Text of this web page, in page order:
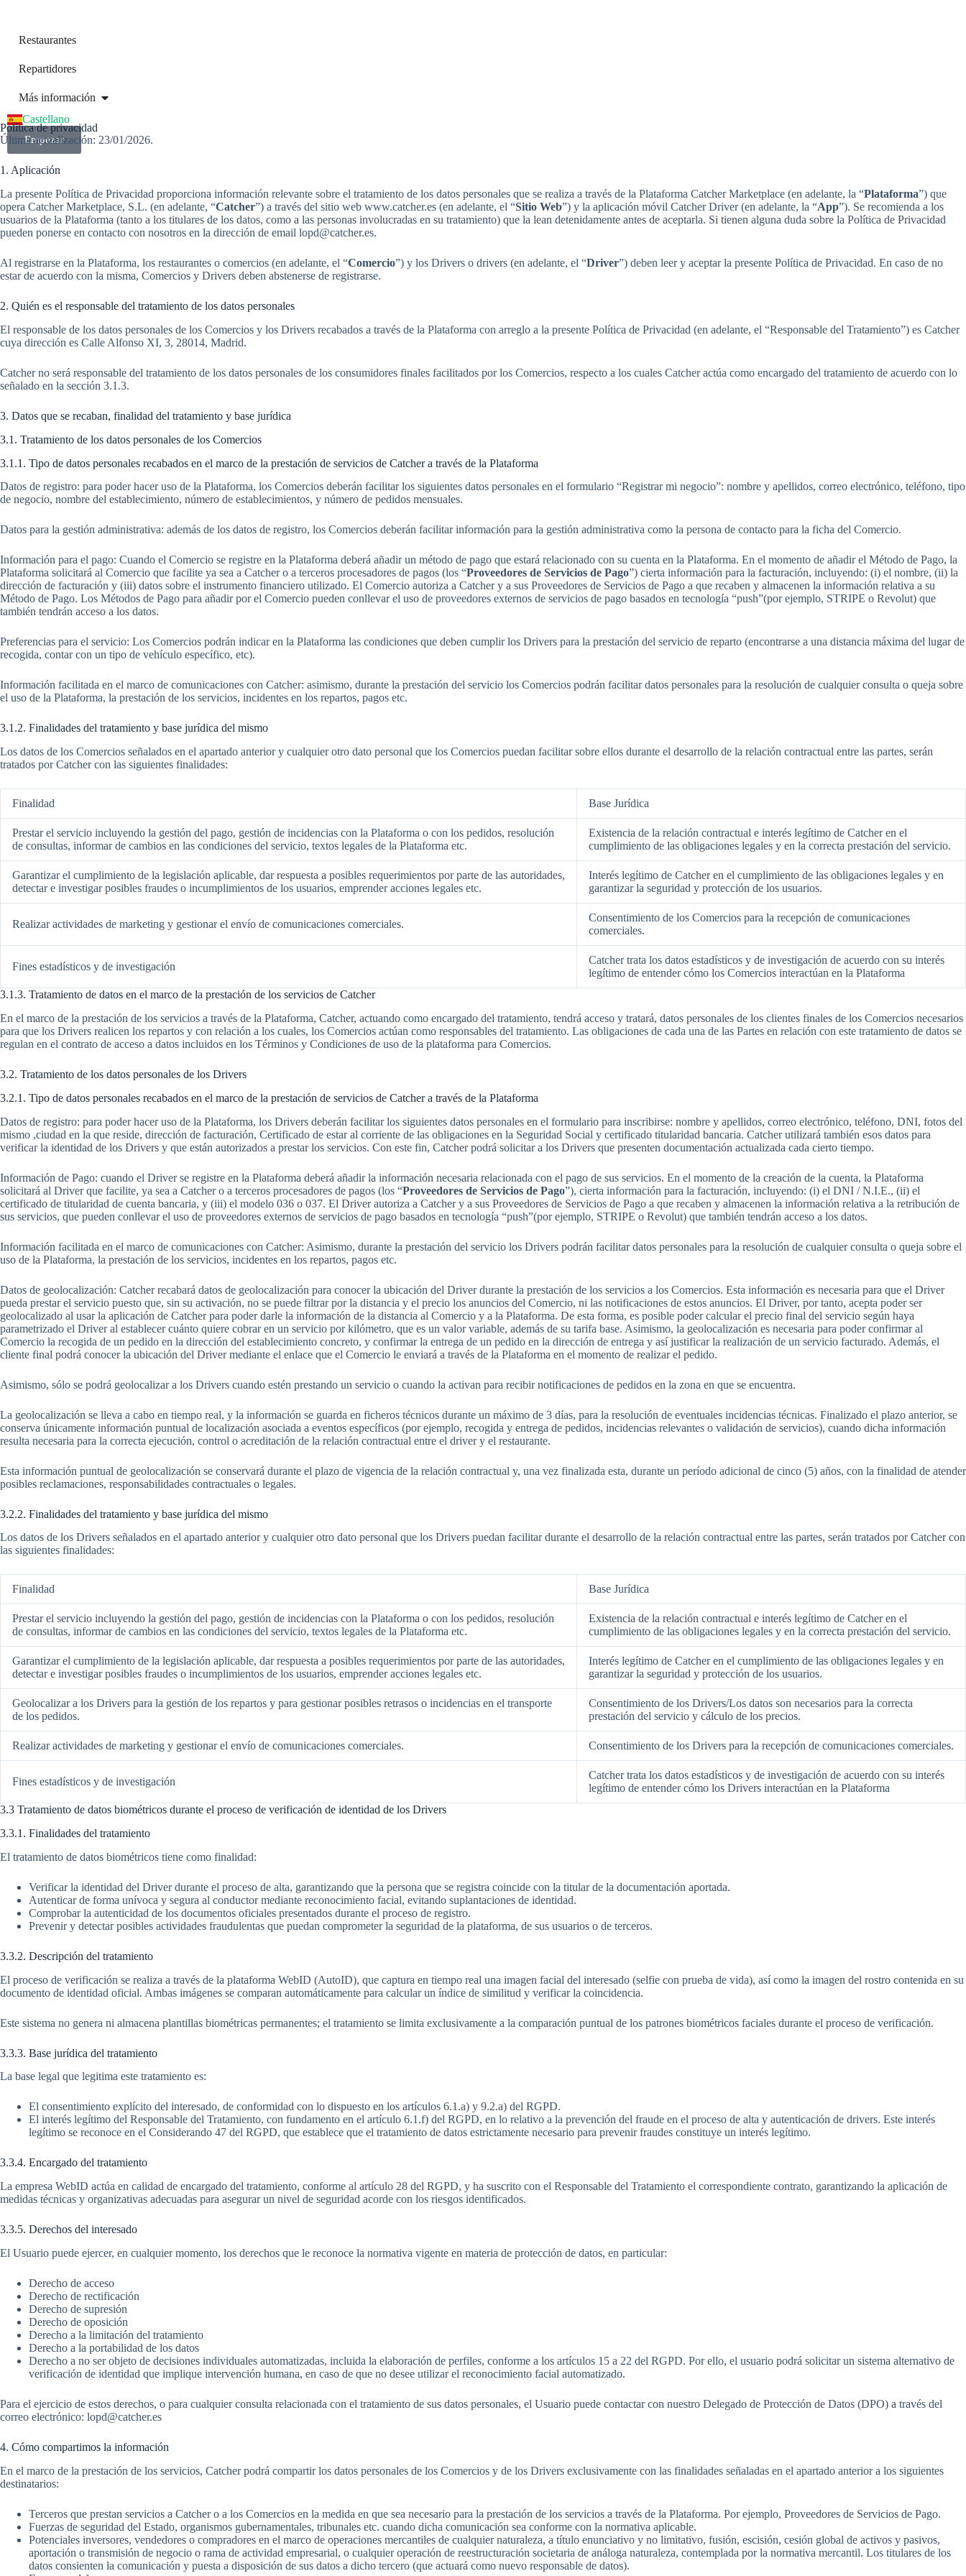
Restaurantes
Repartidores
Más información
Castellano
English Spain
Português
English Portugal
Empezar
Política de privacidad
Última actualización: 23/01/2026.
1. Aplicación
La presente Política de Privacidad proporciona información relevante sobre el tratamiento de los datos personales que se realiza a través de la Plataforma Catcher Marketplace (en adelante, la “Plataforma”) que
opera Catcher Marketplace, S.L. (en adelante, “Catcher”) a través del sitio web www.catcher.es (en adelante, el “Sitio Web”) y la aplicación móvil Catcher Driver (en adelante, la “App”). Se recomienda a los
usuarios de la Plataforma (tanto a los titulares de los datos, como a las personas involucradas en su tratamiento) que la lean detenidamente antes de aceptarla. Si tienen alguna duda sobre la Política de Privacidad
pueden ponerse en contacto con nosotros en la dirección de email lopd@catcher.es.
Al registrarse en la Plataforma, los restaurantes o comercios (en adelante, el “Comercio”) y los Drivers o drivers (en adelante, el “Driver”) deben leer y aceptar la presente Política de Privacidad. En caso de no
estar de acuerdo con la misma, Comercios y Drivers deben abstenerse de registrarse.
2. Quién es el responsable del tratamiento de los datos personales
El responsable de los datos personales de los Comercios y los Drivers recabados a través de la Plataforma con arreglo a la presente Política de Privacidad (en adelante, el “Responsable del Tratamiento”) es Catcher
cuya dirección es Calle Alfonso XI, 3, 28014, Madrid.
Catcher no será responsable del tratamiento de los datos personales de los consumidores finales facilitados por los Comercios, respecto a los cuales Catcher actúa como encargado del tratamiento de acuerdo con lo
señalado en la sección 3.1.3.
3. Datos que se recaban, finalidad del tratamiento y base jurídica
3.1. Tratamiento de los datos personales de los Comercios
3.1.1. Tipo de datos personales recabados en el marco de la prestación de servicios de Catcher a través de la Plataforma
Datos de registro: para poder hacer uso de la Plataforma, los Comercios deberán facilitar los siguientes datos personales en el formulario “Registrar mi negocio”: nombre y apellidos, correo electrónico, teléfono, tipo
de negocio, nombre del establecimiento, número de establecimientos, y número de pedidos mensuales.
Datos para la gestión administrativa: además de los datos de registro, los Comercios deberán facilitar información para la gestión administrativa como la persona de contacto para la ficha del Comercio.
Información para el pago: Cuando el Comercio se registre en la Plataforma deberá añadir un método de pago que estará relacionado con su cuenta en la Plataforma. En el momento de añadir el Método de Pago, la
Plataforma solicitará al Comercio que facilite ya sea a Catcher o a terceros procesadores de pagos (los “Proveedores de Servicios de Pago”) cierta información para la facturación, incluyendo: (i) el nombre, (ii) la
dirección de facturación y (iii) datos sobre el instrumento financiero utilizado. El Comercio autoriza a Catcher y a sus Proveedores de Servicios de Pago a que recaben y almacenen la información relativa a su
Método de Pago. Los Métodos de Pago para añadir por el Comercio pueden conllevar el uso de proveedores externos de servicios de pago basados en tecnología “push”(por ejemplo, STRIPE o Revolut) que
también tendrán acceso a los datos.
Preferencias para el servicio: Los Comercios podrán indicar en la Plataforma las condiciones que deben cumplir los Drivers para la prestación del servicio de reparto (encontrarse a una distancia máxima del lugar de
recogida, contar con un tipo de vehículo específico, etc).
Información facilitada en el marco de comunicaciones con Catcher: asimismo, durante la prestación del servicio los Comercios podrán facilitar datos personales para la resolución de cualquier consulta o queja sobre
el uso de la Plataforma, la prestación de los servicios, incidentes en los repartos, pagos etc.
3.1.2. Finalidades del tratamiento y base jurídica del mismo
Los datos de los Comercios señalados en el apartado anterior y cualquier otro dato personal que los Comercios puedan facilitar sobre ellos durante el desarrollo de la relación contractual entre las partes, serán
tratados por Catcher con las siguientes finalidades:
Finalidad Base Jurídica
Prestar el servicio incluyendo la gestión del pago, gestión de incidencias con la Plataforma o con los pedidos, resolución
de consultas, informar de cambios en las condiciones del servicio, textos legales de la Plataforma etc.
Existencia de la relación contractual e interés legítimo de Catcher en el
cumplimiento de las obligaciones legales y en la correcta prestación del servicio.
Garantizar el cumplimiento de la legislación aplicable, dar respuesta a posibles requerimientos por parte de las autoridades,
detectar e investigar posibles fraudes o incumplimientos de los usuarios, emprender acciones legales etc.
Interés legítimo de Catcher en el cumplimiento de las obligaciones legales y en
garantizar la seguridad y protección de los usuarios.
Realizar actividades de marketing y gestionar el envío de comunicaciones comerciales.
Consentimiento de los Comercios para la recepción de comunicaciones
comerciales.
Fines estadísticos y de investigación
Catcher trata los datos estadísticos y de investigación de acuerdo con su interés
legítimo de entender cómo los Comercios interactúan en la Plataforma
3.1.3. Tratamiento de datos en el marco de la prestación de los servicios de Catcher
En el marco de la prestación de los servicios a través de la Plataforma, Catcher, actuando como encargado del tratamiento, tendrá acceso y tratará, datos personales de los clientes finales de los Comercios necesarios
para que los Drivers realicen los repartos y con relación a los cuales, los Comercios actúan como responsables del tratamiento. Las obligaciones de cada una de las Partes en relación con este tratamiento de datos se
regulan en el contrato de acceso a datos incluidos en los Términos y Condiciones de uso de la plataforma para Comercios.
3.2. Tratamiento de los datos personales de los Drivers
3.2.1. Tipo de datos personales recabados en el marco de la prestación de servicios de Catcher a través de la Plataforma
Datos de registro: para poder hacer uso de la Plataforma, los Drivers deberán facilitar los siguientes datos personales en el formulario para inscribirse: nombre y apellidos, correo electrónico, teléfono, DNI, fotos del
mismo ,ciudad en la que reside, dirección de facturación, Certificado de estar al corriente de las obligaciones en la Seguridad Social y certificado titularidad bancaria. Catcher utilizará también esos datos para
verificar la identidad de los Drivers y que están autorizados a prestar los servicios. Con este fin, Catcher podrá solicitar a los Drivers que presenten documentación actualizada cada cierto tiempo.
Información de Pago: cuando el Driver se registre en la Plataforma deberá añadir la información necesaria relacionada con el pago de sus servicios. En el momento de la creación de la cuenta, la Plataforma
solicitará al Driver que facilite, ya sea a Catcher o a terceros procesadores de pagos (los “Proveedores de Servicios de Pago”), cierta información para la facturación, incluyendo: (i) el DNI / N.I.E., (ii) el
certificado de titularidad de cuenta bancaria, y (iii) el modelo 036 o 037. El Driver autoriza a Catcher y a sus Proveedores de Servicios de Pago a que recaben y almacenen la información relativa a la retribución de
sus servicios, que pueden conllevar el uso de proveedores externos de servicios de pago basados en tecnología “push”(por ejemplo, STRIPE o Revolut) que también tendrán acceso a los datos.
Información facilitada en el marco de comunicaciones con Catcher: Asimismo, durante la prestación del servicio los Drivers podrán facilitar datos personales para la resolución de cualquier consulta o queja sobre el
uso de la Plataforma, la prestación de los servicios, incidentes en los repartos, pagos etc.
Datos de geolocalización: Catcher recabará datos de geolocalización para conocer la ubicación del Driver durante la prestación de los servicios a los Comercios. Esta información es necesaria para que el Driver
pueda prestar el servicio puesto que, sin su activación, no se puede filtrar por la distancia y el precio los anuncios del Comercio, ni las notificaciones de estos anuncios. El Driver, por tanto, acepta poder ser
geolocalizado al usar la aplicación de Catcher para poder darle la información de la distancia al Comercio y a la Plataforma. De esta forma, es posible poder calcular el precio final del servicio según haya
parametrizado el Driver al establecer cuánto quiere cobrar en un servicio por kilómetro, que es un valor variable, además de su tarifa base. Asimismo, la geolocalización es necesaria para poder confirmar al
Comercio la recogida de un pedido en la dirección del establecimiento concreto, y confirmar la entrega de un pedido en la dirección de entrega y así justificar la realización de un servicio facturado. Además, el
cliente final podrá conocer la ubicación del Driver mediante el enlace que el Comercio le enviará a través de la Plataforma en el momento de realizar el pedido.
Asimismo, sólo se podrá geolocalizar a los Drivers cuando estén prestando un servicio o cuando la activan para recibir notificaciones de pedidos en la zona en que se encuentra.
La geolocalización se lleva a cabo en tiempo real, y la información se guarda en ficheros técnicos durante un máximo de 3 días, para la resolución de eventuales incidencias técnicas. Finalizado el plazo anterior, se
conserva únicamente información puntual de localización asociada a eventos específicos (por ejemplo, recogida y entrega de pedidos, incidencias relevantes o validación de servicios), cuando dicha información
resulta necesaria para la correcta ejecución, control o acreditación de la relación contractual entre el driver y el restaurante.
Esta información puntual de geolocalización se conservará durante el plazo de vigencia de la relación contractual y, una vez finalizada esta, durante un período adicional de cinco (5) años, con la finalidad de atender
posibles reclamaciones, responsabilidades contractuales o legales.
3.2.2. Finalidades del tratamiento y base jurídica del mismo
Los datos de los Drivers señalados en el apartado anterior y cualquier otro dato personal que los Drivers puedan facilitar durante el desarrollo de la relación contractual entre las partes, serán tratados por Catcher con
las siguientes finalidades:
Finalidad Base Jurídica
Prestar el servicio incluyendo la gestión del pago, gestión de incidencias con la Plataforma o con los pedidos, resolución
de consultas, informar de cambios en las condiciones del servicio, textos legales de la Plataforma etc.
Existencia de la relación contractual e interés legítimo de Catcher en el
cumplimiento de las obligaciones legales y en la correcta prestación del servicio.
Garantizar el cumplimiento de la legislación aplicable, dar respuesta a posibles requerimientos por parte de las autoridades,
detectar e investigar posibles fraudes o incumplimientos de los usuarios, emprender acciones legales etc.
Interés legítimo de Catcher en el cumplimiento de las obligaciones legales y en
garantizar la seguridad y protección de los usuarios.
Geolocalizar a los Drivers para la gestión de los repartos y para gestionar posibles retrasos o incidencias en el transporte
de los pedidos.
Consentimiento de los Drivers/Los datos son necesarios para la correcta
prestación del servicio y cálculo de los precios.
Realizar actividades de marketing y gestionar el envío de comunicaciones comerciales. Consentimiento de los Drivers para la recepción de comunicaciones comerciales.
Fines estadísticos y de investigación
Catcher trata los datos estadísticos y de investigación de acuerdo con su interés
legítimo de entender cómo los Drivers interactúan en la Plataforma
3.3 Tratamiento de datos biométricos durante el proceso de verificación de identidad de los Drivers
3.3.1. Finalidades del tratamiento
El tratamiento de datos biométricos tiene como finalidad:
Verificar la identidad del Driver durante el proceso de alta, garantizando que la persona que se registra coincide con la titular de la documentación aportada.
Autenticar de forma unívoca y segura al conductor mediante reconocimiento facial, evitando suplantaciones de identidad.
Comprobar la autenticidad de los documentos oficiales presentados durante el proceso de registro.
Prevenir y detectar posibles actividades fraudulentas que puedan comprometer la seguridad de la plataforma, de sus usuarios o de terceros.
3.3.2. Descripción del tratamiento
El proceso de verificación se realiza a través de la plataforma WebID (AutoID), que captura en tiempo real una imagen facial del interesado (selfie con prueba de vida), así como la imagen del rostro contenida en su
documento de identidad oficial. Ambas imágenes se comparan automáticamente para calcular un índice de similitud y verificar la coincidencia.
Este sistema no genera ni almacena plantillas biométricas permanentes; el tratamiento se limita exclusivamente a la comparación puntual de los patrones biométricos faciales durante el proceso de verificación.
3.3.3. Base jurídica del tratamiento
La base legal que legitima este tratamiento es:
El consentimiento explícito del interesado, de conformidad con lo dispuesto en los artículos 6.1.a) y 9.2.a) del RGPD.
El interés legítimo del Responsable del Tratamiento, con fundamento en el artículo 6.1.f) del RGPD, en lo relativo a la prevención del fraude en el proceso de alta y autenticación de drivers. Este interés
legítimo se reconoce en el Considerando 47 del RGPD, que establece que el tratamiento de datos estrictamente necesario para prevenir fraudes constituye un interés legítimo.
3.3.4. Encargado del tratamiento
La empresa WebID actúa en calidad de encargado del tratamiento, conforme al artículo 28 del RGPD, y ha suscrito con el Responsable del Tratamiento el correspondiente contrato, garantizando la aplicación de
medidas técnicas y organizativas adecuadas para asegurar un nivel de seguridad acorde con los riesgos identificados.
3.3.5. Derechos del interesado
El Usuario puede ejercer, en cualquier momento, los derechos que le reconoce la normativa vigente en materia de protección de datos, en particular:
Derecho de acceso
Derecho de rectificación
Derecho de supresión
Derecho de oposición
Derecho a la limitación del tratamiento
Derecho a la portabilidad de los datos
Derecho a no ser objeto de decisiones individuales automatizadas, incluida la elaboración de perfiles, conforme a los artículos 15 a 22 del RGPD. Por ello, el usuario podrá solicitar un sistema alternativo de
verificación de identidad que implique intervención humana, en caso de que no desee utilizar el reconocimiento facial automatizado.
Para el ejercicio de estos derechos, o para cualquier consulta relacionada con el tratamiento de sus datos personales, el Usuario puede contactar con nuestro Delegado de Protección de Datos (DPO) a través del
correo electrónico: lopd@catcher.es
4. Cómo compartimos la información
En el marco de la prestación de los servicios, Catcher podrá compartir los datos personales de los Comercios y de los Drivers exclusivamente con las finalidades señaladas en el apartado anterior a los siguientes
destinatarios:
Terceros que prestan servicios a Catcher o a los Comercios en la medida en que sea necesario para la prestación de los servicios a través de la Plataforma. Por ejemplo, Proveedores de Servicios de Pago.
Fuerzas de seguridad del Estado, organismos gubernamentales, tribunales etc. cuando dicha comunicación sea conforme con la normativa aplicable.
Potenciales inversores, vendedores o compradores en el marco de operaciones mercantiles de cualquier naturaleza, a título enunciativo y no limitativo, fusión, escisión, cesión global de activos y pasivos,
aportación o transmisión de negocio o rama de actividad empresarial, o cualquier operación de reestructuración societaria de análoga naturaleza, contemplada por la normativa mercantil. Los titulares de los
datos consienten la comunicación y puesta a disposición de sus datos a dicho tercero (que actuará como nuevo responsable de datos).